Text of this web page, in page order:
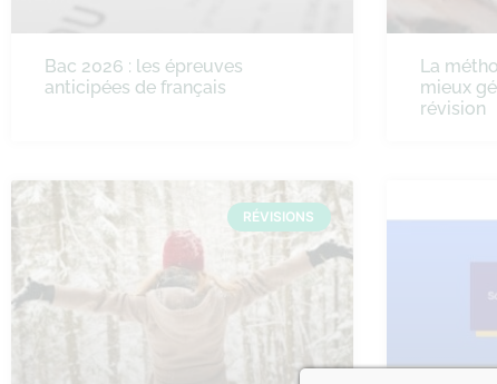
Bac 2026 : les épreuves
anticipées de français
La
mieux
révision
RÉVISIONS